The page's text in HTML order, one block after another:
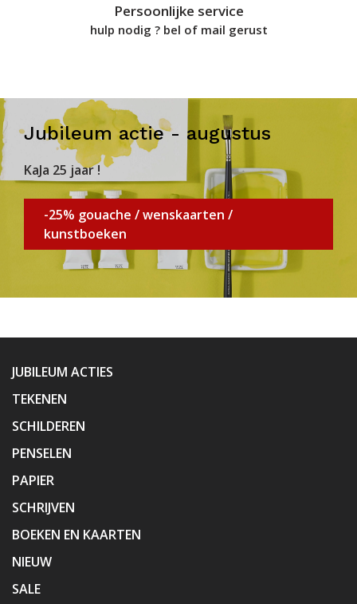
Persoonlijke service
hulp nodig ? bel of mail gerust
Jubileum actie - augustus
KaJa 25 jaar !
-25% gouache / wenskaarten /
kunstboeken
JUBILEUM ACTIES
TEKENEN
SCHILDEREN
PENSELEN
PAPIER
SCHRIJVEN
BOEKEN EN KAARTEN
NIEUW
SALE